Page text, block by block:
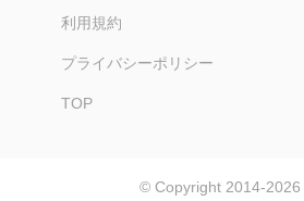
利用規約
プライバシーポリシー
TOP
© Copyright 2014-2026